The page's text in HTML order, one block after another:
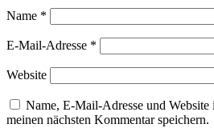
Name *
E-Mail-Adresse *
Website
Name, E-Mail-Adresse und
meinen nächsten Kommentar speichern.